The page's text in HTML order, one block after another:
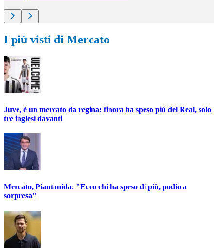
I più visti di Mercato
Juve, è un mercato da regina: finora ha speso più del Real, solo
tre inglesi davanti
Mercato, Piantanida: "Ecco chi ha speso di più, podio a
sorpresa"